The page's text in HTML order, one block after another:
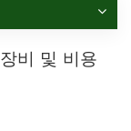
비 및 비용